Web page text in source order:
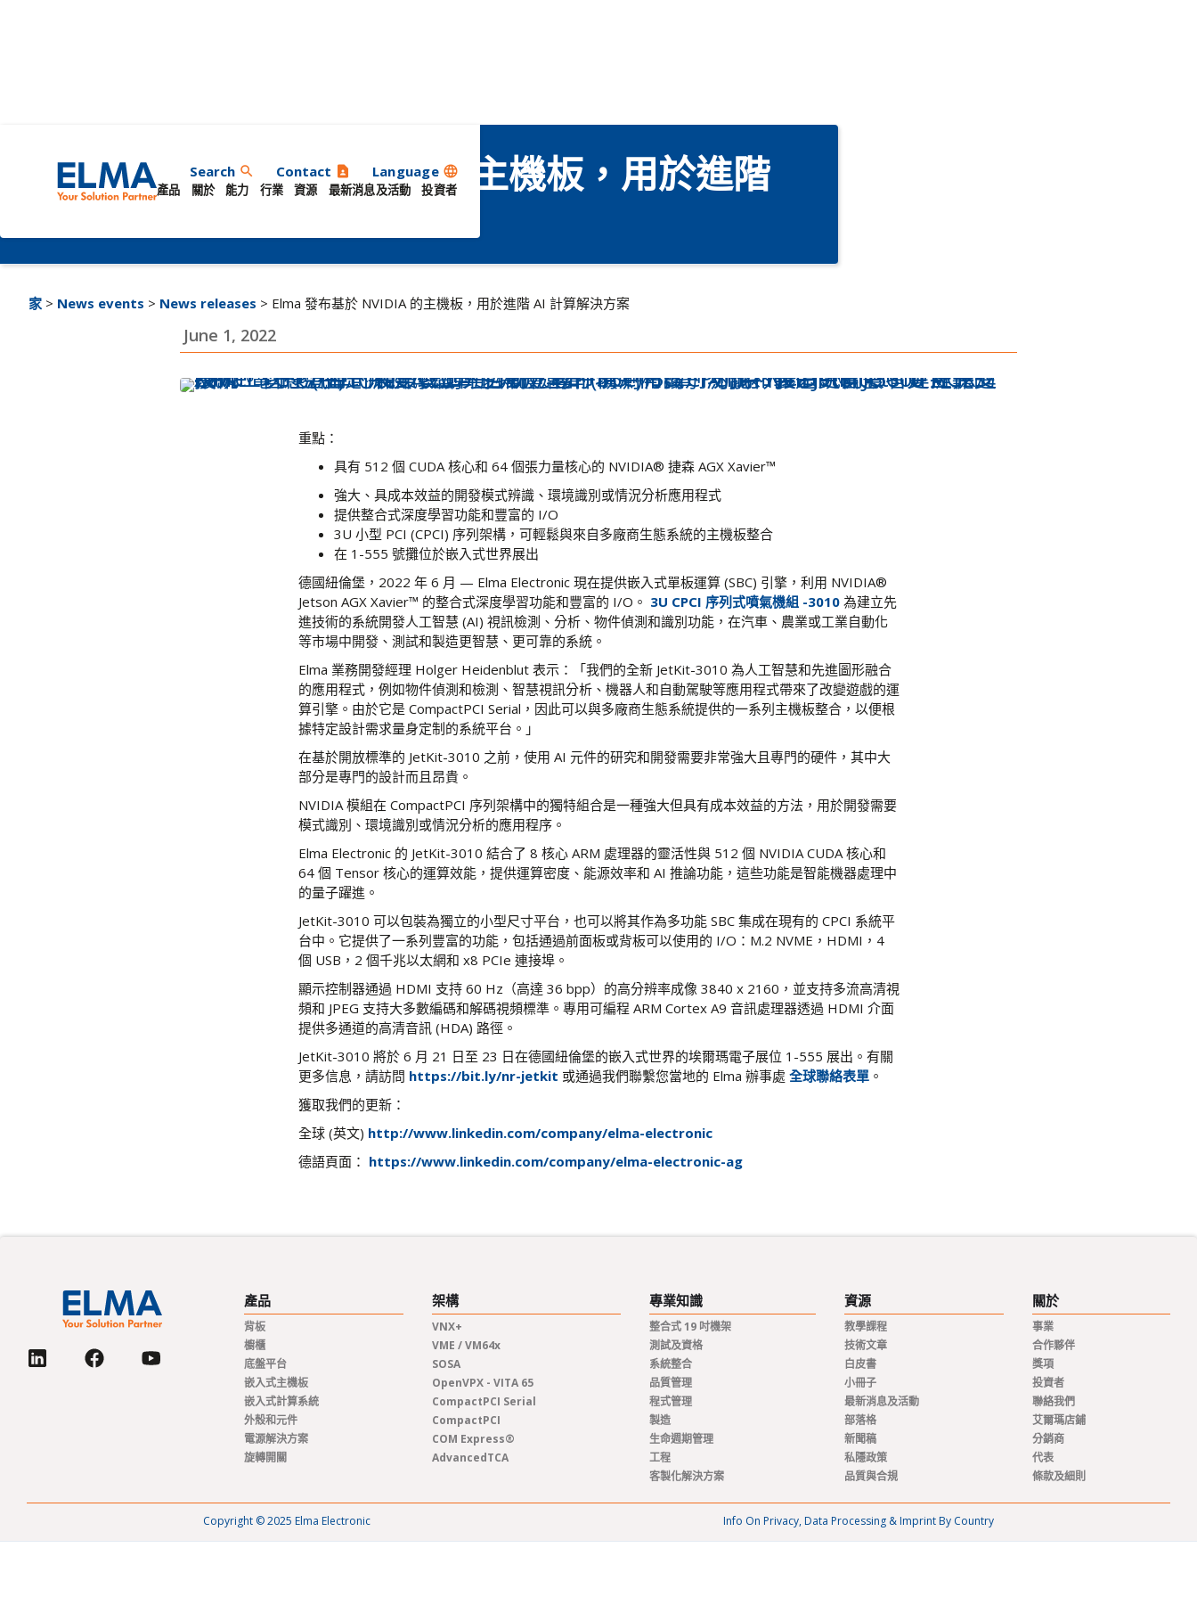
Search search Contact contact_page Language language
產品
關於 能力 行業 資源 最新消息及活動 投資者
Elma 發布基於 NVIDIA 的主機板，用於進階
AI 計算解決方案
家 > News events > News releases > Elma 發布基於 NVIDIA 的主機板，用於進階 AI 計算解決方案
June 1, 2022
重點：
具有 512 個 CUDA 核心和 64 個張力量核心的 NVIDIA® 捷森 AGX Xavier™
強大、具成本效益的開發模式辨識、環境識別或情況分析應用程式
提供整合式深度學習功能和豐富的 I/O
3U 小型 PCI (CPCI) 序列架構，可輕鬆與來自多廠商生態系統的主機板整合
在 1-555 號攤位於嵌入式世界展出
德國紐倫堡，2022 年 6 月 — Elma Electronic 現在提供嵌入式單板運算 (SBC) 引擎，利用 NVIDIA®
Jetson AGX Xavier™ 的整合式深度學習功能和豐富的 I/O。 3U CPCI 序列式噴氣機組 -3010為建立先
進技術的系統開發人工智慧 (AI) 視訊檢測、分析、物件偵測和識別功能，在汽車、農業或工業自動化
等市場中開發、測試和製造更智慧、更可靠的系統。
Elma 業務開發經理 Holger Heidenblut 表示：「我們的全新 JetKit-3010 為人工智慧和先進圖形融合
的應用程式，例如物件偵測和檢測、智慧視訊分析、機器人和自動駕駛等應用程式帶來了改變遊戲的運
算引擎。由於它是 CompactPCI Serial，因此可以與多廠商生態系統提供的一系列主機板整合，以便根
據特定設計需求量身定制的系統平台。」
在基於開放標準的 JetKit-3010 之前，使用 AI 元件的研究和開發需要非常強大且專門的硬件，其中大
部分是專門的設計而且昂貴。
NVIDIA 模組在 CompactPCI 序列架構中的獨特組合是一種強大但具有成本效益的方法，用於開發需要
模式識別、環境識別或情況分析的應用程序。
Elma Electronic 的 JetKit-3010 結合了 8 核心 ARM 處理器的靈活性與 512 個 NVIDIA CUDA 核心和
64 個 Tensor 核心的運算效能，提供運算密度、能源效率和 AI 推論功能，這些功能是智能機器處理中
的量子躍進。
JetKit-3010 可以包裝為獨立的小型尺寸平台，也可以將其作為多功能 SBC 集成在現有的 CPCI 系統平
台中。它提供了一系列豐富的功能，包括通過前面板或背板可以使用的 I/O：M.2 NVME，HDMI，4
個 USB，2 個千兆以太網和 x8 PCIe 連接埠。
顯示控制器通過 HDMI 支持 60 Hz（高達 36 bpp）的高分辨率成像 3840 x 2160，並支持多流高清視
頻和 JPEG 支持大多數編碼和解碼視頻標準。專用可編程 ARM Cortex A9 音訊處理器透過 HDMI 介面
提供多通道的高清音訊 (HDA) 路徑。
JetKit-3010 將於 6 月 21 日至 23 日在德國紐倫堡的嵌入式世界的埃爾瑪電子展位 1-555 展出。有關
更多信息，請訪問 https://bit.ly/nr-jetkit 或通過我們聯繫您當地的 Elma 辦事處 全球聯絡表單。
獲取我們的更新：
全球 (英文) http://www.linkedin.com/company/elma-electronic
德語頁面： https://www.linkedin.com/company/elma-electronic-ag
產品
背板
櫥櫃
底盤平台
嵌入式主機板
嵌入式計算系統
外殼和元件
電源解決方案
旋轉開關
架構
VNX+
VME / VM64x
SOSA
OpenVPX - VITA 65
CompactPCI Serial
CompactPCI
COM Express®
AdvancedTCA
專業知識
整合式 19 吋機架
測試及資格
系統整合
品質管理
程式管理
製造
生命週期管理
工程
客製化解決方案
資源
教學課程
技術文章
白皮書
小冊子
最新消息及活動
部落格
新聞稿
私隱政策
品質與合規
關於
事業
合作夥伴
獎項
投資者
聯絡我們
艾爾瑪店鋪
分銷商
代表
條款及細則
Copyright © 2025 Elma Electronic Info On Privacy, Data Processing & Imprint By Country